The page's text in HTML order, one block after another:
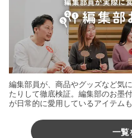
編集部員が、商品やグッズなど気
たりして徹底検証。編集部のお墨
が日常的に愛用しているアイテム
一覧